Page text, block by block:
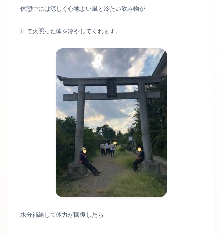
休憩中には涼しく心地よい風と冷たい飲み物が
汗で火照った体を冷やしてくれます。
水分補給して体力が回復したら